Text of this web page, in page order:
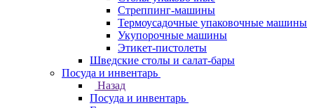
Стреппинг-машины
Термоусадочные упаковочные машины
Укупорочные машины
Этикет-пистолеты
Шведские столы и салат-бары
Посуда и инвентарь
Назад
Посуда и инвентарь